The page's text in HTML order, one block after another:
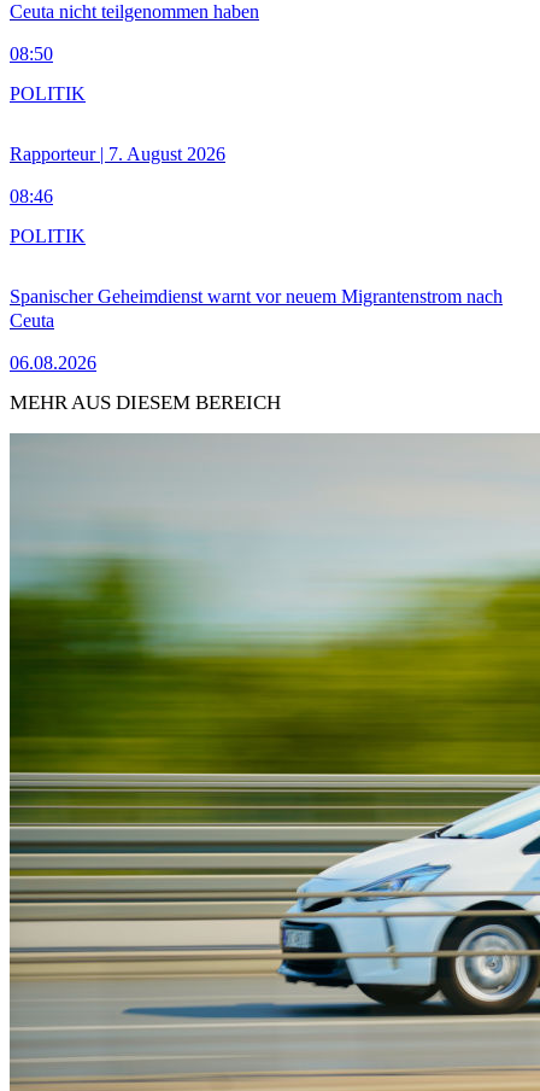
Ceuta nicht teilgenommen haben
08:50
Rapporteur | 7. August 2026
08:46
POLITIK
Spanischer Geheimdienst warnt vor neuem Migrantenstrom nach
Ceuta
06.08.2026
POLITIK
MEHR AUS DIESEM BEREICH